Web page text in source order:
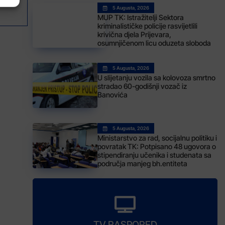
5 Augusta, 2026
MUP TK: Istražitelji Sektora
kriminalističke policije rasvijetlili
krivična djela Prijevara,
osumnjičenom licu oduzeta sloboda
5 Augusta, 2026
U slijetanju vozila sa kolovoza smrtno
stradao 60-godišnji vozač iz
Banovića
5 Augusta, 2026
Ministarstvo za rad, socijalnu politiku i
povratak TK: Potpisano 48 ugovora o
stipendiranju učenika i studenata sa
područja manjeg bh.entiteta